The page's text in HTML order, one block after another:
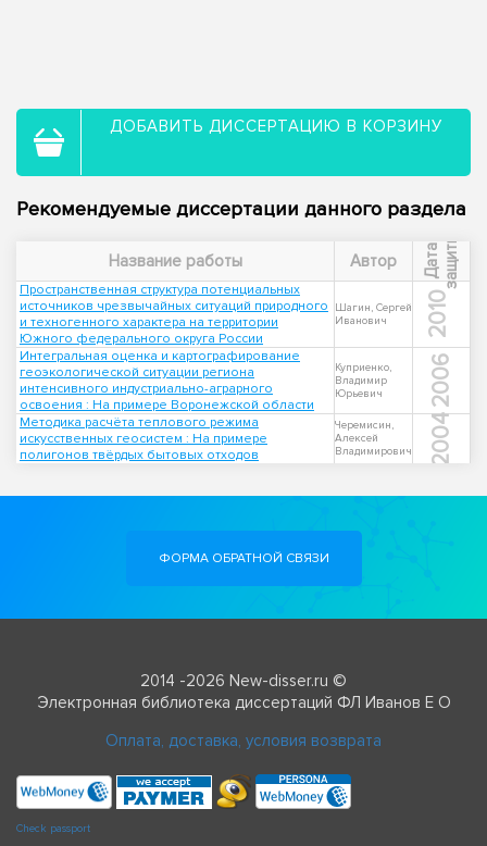
ДОБАВИТЬ ДИССЕРТАЦИЮ В КОРЗИНУ
Рекомендуемые диссертации данного раздела
Название работы Автор Д
а
т
а
з
а
щ
и
т ы
Пространственная структура потенциальных
источников чрезвычайных ситуаций природного
и техногенного характера на территории
Южного федерального округа России
Шагин, Сергей
Иванович
2010
Интегральная оценка и картографирование
геоэкологической ситуации региона
интенсивного индустриально-аграрного
освоения : На примере Воронежской области
Куприенко,
Владимир
Юрьевич
2006
Методика расчёта теплового режима
искусственных геосистем : На примере
полигонов твёрдых бытовых отходов
Черемисин,
Алексей
Владимирович
2004
ФОРМА ОБРАТНОЙ СВЯЗИ
2014 -2026 New-disser.ru ©
Электронная библиотека диссертаций ФЛ Иванов Е О
Оплата, доставка, условия возврата
Check passport